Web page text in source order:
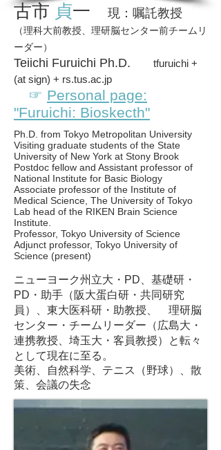
古市 貞一 現：嘱託教授
（理科大前教授、理研脳センター前チームリ
ーダー）
Teiichi Furuichi Ph.D. tfuruichi +
(at sign) + rs.tus.ac.jp
☞ Personal page:
"Furuichi: Bioskecth"
Ph.D. from Tokyo Metropolitan University
Visiting graduate students of the State
University of New York at Stony Brook
Postdoc fellow and Assistant professor of
National Institute for Basic Biology
Associate professor of the Institute of
Medical Science, The University of Tokyo
Lab head of the RIKEN Brain Science
Institute.
​Professor, Tokyo University of Science
Adjunct professor, Tokyo University of
Science (present)
ニューヨーク州立大・PD、基礎研・
PD・助手（阪大蛋白研・共同研究
員）、東大医科研・助教授、 理研脳
センター・チームリーダー（広島大・
連携教授、埼玉大・客員教授）と転々
として現在に至る。
美術、自然科学、テニス（野球）、散
策、会議の失念